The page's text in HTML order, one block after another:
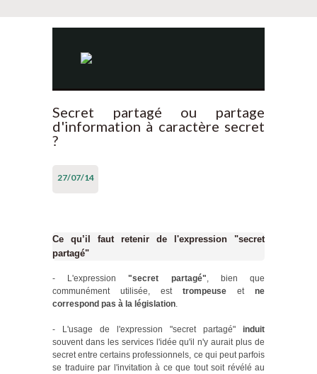
Secret partagé ou partage
d'information à caractère secret
?
27/07/14
Ce qu’il faut retenir de l'expression "secret
partagé"
- L'expression"secret partagé", bien que
communément utilisée, est trompeuse et ne
correspond pas à la législation.
- L'usage de l'expression "secret partagé" induit
souvent dans les services l'idée qu'il n'y aurait plus de
secret entre certains professionnels, ce qui peut parfois
se traduire par l'invitation à ce que tout soit révélé au